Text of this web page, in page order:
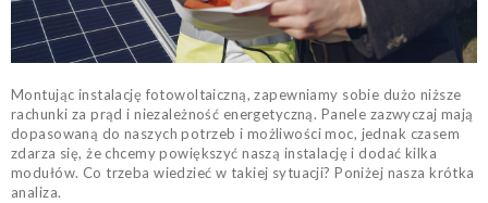
Montując instalację fotowoltaiczną, zapewniamy sobie dużo niższe
rachunki za prąd i niezależność energetyczną. Panele zazwyczaj mają
dopasowaną do naszych potrzeb i możliwości moc, jednak czasem
zdarza się, że chcemy powiększyć naszą instalację i dodać kilka
modułów. Co trzeba wiedzieć w takiej sytuacji? Poniżej nasza krótka
analiza.